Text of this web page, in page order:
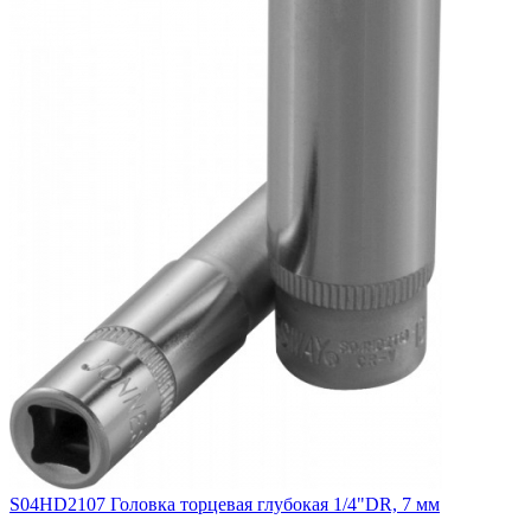
S04HD2107 Головка торцевая глубокая 1/4"DR, 7 мм